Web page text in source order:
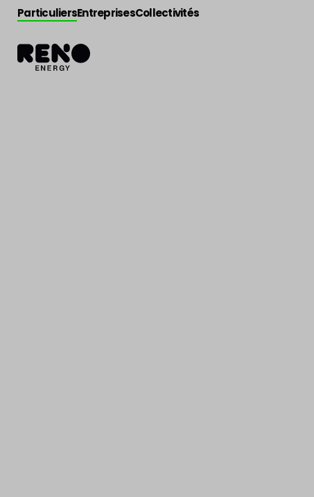
ParticuliersEntreprisesCollectivités